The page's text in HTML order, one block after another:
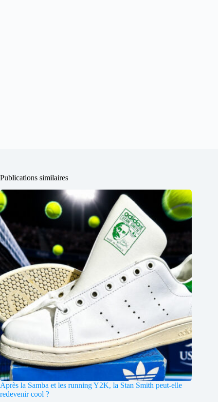
Publications similaires
Après la Samba et les running Y2K, la Stan Smith peut-elle
redevenir cool ?